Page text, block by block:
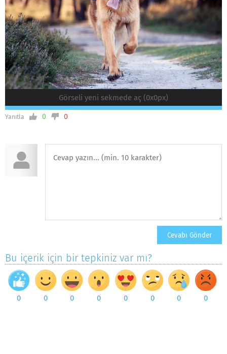
Görseli yeni sekmede aç (0x0px)
Yanıtla 0 0
Bu içerik için bir tepkiniz var mı?
0 0 0 0 0 0 0 0